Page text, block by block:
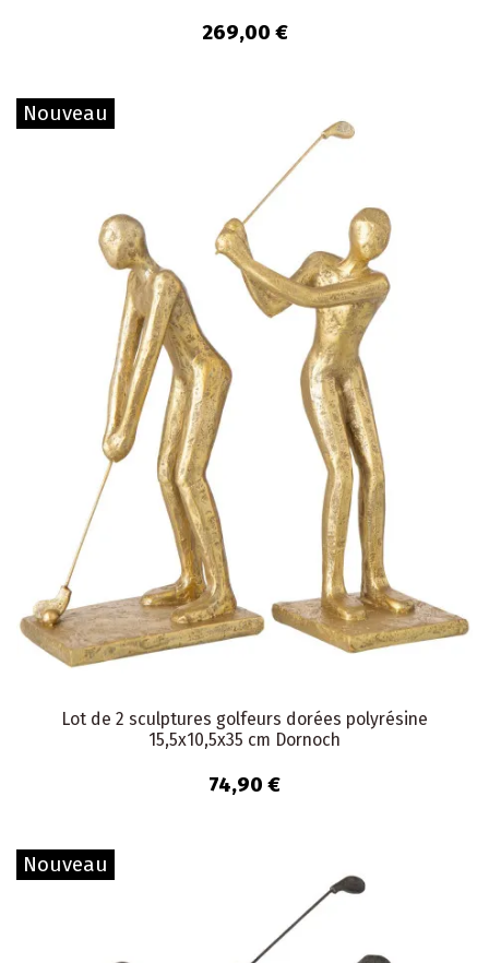
269,00 €
Nouveau
Lot de 2 sculptures golfeurs dorées polyrésine
15,5x10,5x35 cm Dornoch
74,90 €
Nouveau